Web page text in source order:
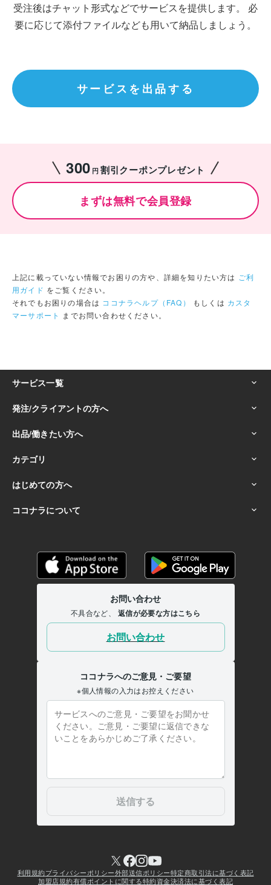
受注後はチャット形式などでサービスを提供します。 必
要に応じて添付ファイルなども用いて納品しましょう。
サービスを出品する
300 円 割引クーポンプレゼント
まずは無料で会員登録
上記に載っていない情報でお困りの方や、詳細を知りたい方は ご利
用ガイド をご覧ください。
それでもお困りの場合は ココナラヘルプ（FAQ） もしくは カスタ
マーサポート までお問い合わせください。